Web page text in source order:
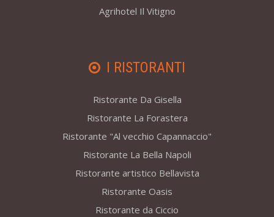
Agrihotel Il Vitigno
I RISTORANTI
Ristorante Da Gisella
Ristorante La Forastera
Ristorante "Al vecchio Capannaccio"
Ristorante La Bella Napoli
Ristorante artistico Bellavista
Ristorante Oasis
Ristorante da Ciccio